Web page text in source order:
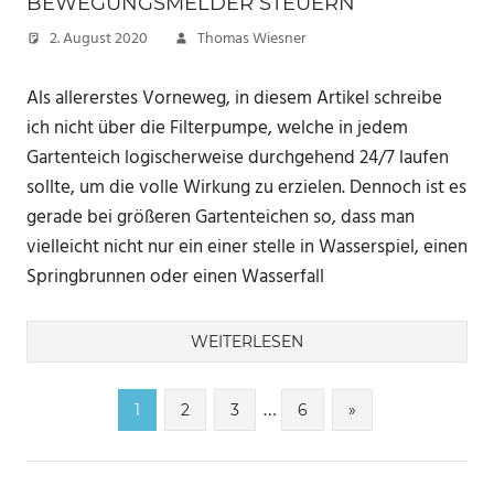
2. August 2020 Thomas Wiesner
Als allererstes Vorneweg, in diesem Artikel schreibe
ich nicht über die Filterpumpe, welche in jedem
Gartenteich logischerweise durchgehend 24/7 laufen
sollte, um die volle Wirkung zu erzielen. Dennoch ist es
gerade bei größeren Gartenteichen so, dass man
vielleicht nicht nur ein einer stelle in Wasserspiel, einen
Springbrunnen oder einen Wasserfall
WEITERLESEN
Seitennummerierung
der
1 2 3 … 6
Nächste
Beiträge
»